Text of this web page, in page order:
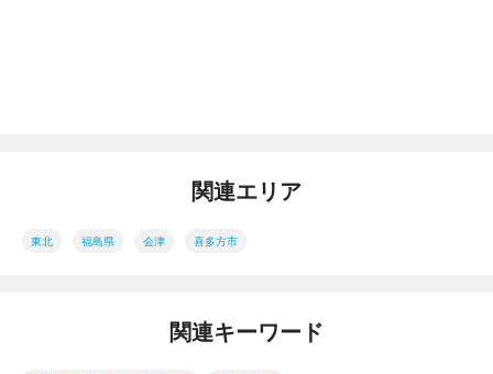
関連エリア
東北 福島県 会津 喜多方市
関連キーワード